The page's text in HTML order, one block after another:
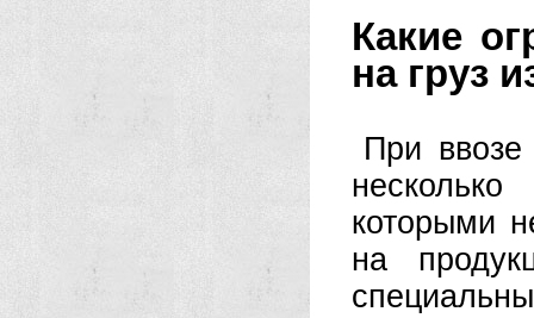
Какие
на груз
При
которыми
на